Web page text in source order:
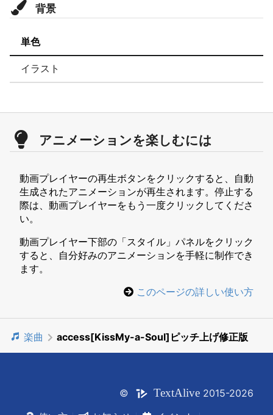
背景
単色
イラスト
アニメーションを楽しむには
動画プレイヤーの再生ボタンをクリックすると、自動
生成されたアニメーションが再生されます。停止する
際は、動画プレイヤーをもう一度クリックしてくださ
い。
動画プレイヤー下部の「スタイル」パネルをクリック
すると、自分好みのアニメーションを手軽に制作でき
ます。
このページの詳しい使い方
楽曲 access[KissMy-a-Soul]ピッチ上げ修正版
© TextAlive 2015-2026